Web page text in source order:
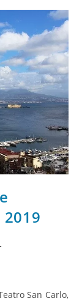
San Carlo,